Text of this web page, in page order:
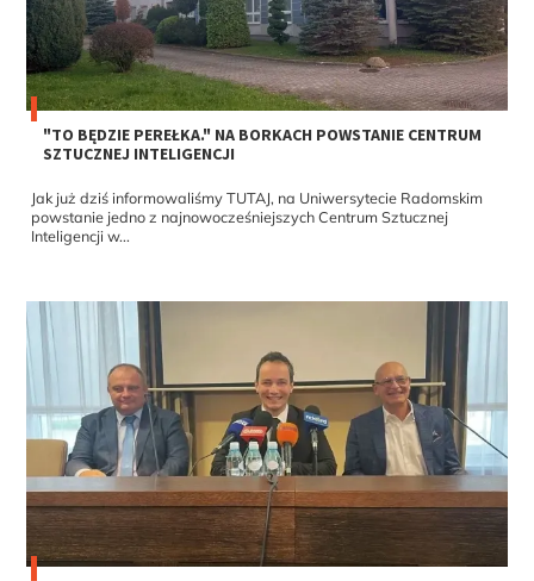
"TO BĘDZIE PEREŁKA." NA BORKACH POWSTANIE CENTRUM
SZTUCZNEJ INTELIGENCJI
Jak już dziś informowaliśmy TUTAJ, na Uniwersytecie Radomskim
powstanie jedno z najnowocześniejszych Centrum Sztucznej
Inteligencji w...